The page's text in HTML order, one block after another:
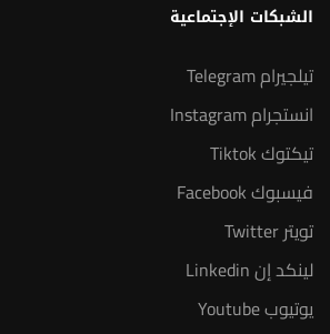
الشبكات الإجتماعية
تيلجيرام Telegram
انستجرام Instagram
تيكتوك Tiktok
فيسبوك Facebook
تويتر Twitter
لينكد إن Linkedin
يوتيوب Youtube